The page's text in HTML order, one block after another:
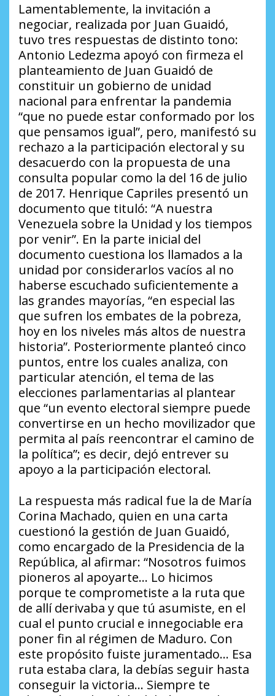
Lamentablemente, la invitación a
negociar, realizada por Juan Guaidó,
tuvo tres respuestas de distinto tono:
Antonio Ledezma apoyó con firmeza el
planteamiento de Juan Guaidó de
constituir un gobierno de unidad
nacional para enfrentar la pandemia
“que no puede estar conformado por los
que pensamos igual”, pero, manifestó su
rechazo a la participación electoral y su
desacuerdo con la propuesta de una
consulta popular como la del 16 de julio
de 2017. Henrique Capriles presentó un
documento que tituló: “A nuestra
Venezuela sobre la Unidad y los tiempos
por venir”. En la parte inicial del
documento cuestiona los llamados a la
unidad por considerarlos vacíos al no
haberse escuchado suficientemente a
las grandes mayorías, “en especial las
que sufren los embates de la pobreza,
hoy en los niveles más altos de nuestra
historia”. Posteriormente planteó cinco
puntos, entre los cuales analiza, con
particular atención, el tema de las
elecciones parlamentarias al plantear
que “un evento electoral siempre puede
convertirse en un hecho movilizador que
permita al país reencontrar el camino de
la política”; es decir, dejó entrever su
apoyo a la participación electoral.
La respuesta más radical fue la de María
Corina Machado, quien en una carta
cuestionó la gestión de Juan Guaidó,
como encargado de la Presidencia de la
República, al afirmar: “Nosotros fuimos
pioneros al apoyarte… Lo hicimos
porque te comprometiste a la ruta que
de allí derivaba y que tú asumiste, en el
cual el punto crucial e innegociable era
poner fin al régimen de Maduro. Con
este propósito fuiste juramentado… Esa
ruta estaba clara, la debías seguir hasta
conseguir la victoria… Siempre te